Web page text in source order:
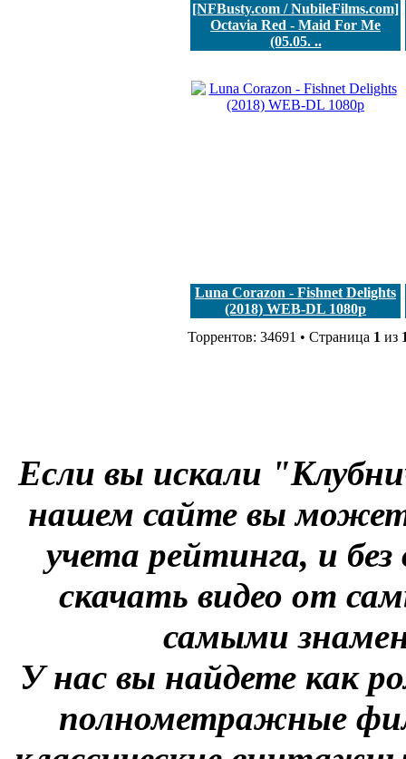
[NFBusty.com / NubileFilms.com]
Octavia Red - Maid For Me
(05.05. ..
Luna Corazon - Fishnet Delights
(2018) WEB-DL 1080p
Торрентов: 34691 • Страница 1 из
Если вы искали
нашем сайте вы
учета рейтинга, и
скачать видео от
самыми
У нас вы найдете как
полнометражные